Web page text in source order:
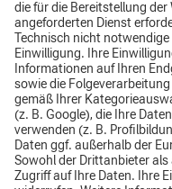
h) Der Lieferant hat
unterstützen, die zur
notwendig sind.
i) Für alle im
Anweisungen hat
(Zoll &
j) Der Lieferant hat
eine